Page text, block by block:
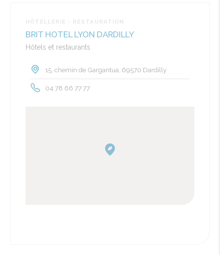
HÔTELLERIE - RESTAURATION
BRIT HOTEL LYON DARDILLY
Hôtels et restaurants
15, chemin de Gargantua, 69570 Dardilly
04 78 66 77 77